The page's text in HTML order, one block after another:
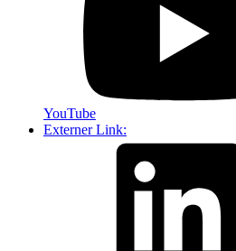
YouTube
Externer Link: